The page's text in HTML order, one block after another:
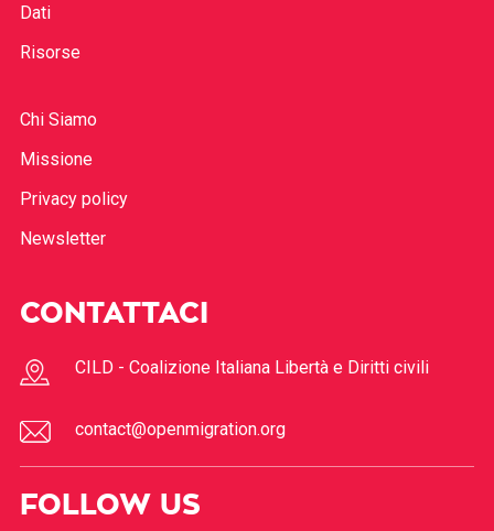
Dati
Risorse
Chi Siamo
Missione
Privacy policy
Newsletter
CONTATTACI
CILD - Coalizione Italiana Libertà e Diritti civili
contact@openmigration.org
FOLLOW US